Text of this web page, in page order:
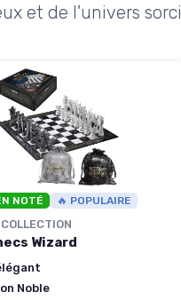
et de l'univers
NOTÉ 🔥 POPULAIRE
Wizard
Noble